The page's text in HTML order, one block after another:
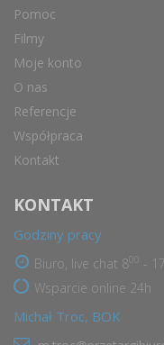
Pomoc
Filmy
Moje konto
O nas
Referencje
Współpraca
Kontakt
KONTAKT
Godziny pracy
Biuro, live chat 8 - 17
Wsparcie online 24h
Michał Troc, BOK